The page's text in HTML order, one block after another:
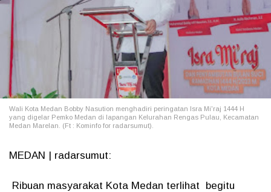
Wali Kota Medan Bobby Nasution menghadiri peringatan Isra Mi'raj 1444 H
yang digelar Pemko Medan di lapangan Kelurahan Rengas Pulau, Kecamatan
Medan Marelan. (Ft : Kominfo for radarsumut).
MEDAN | radarsumut:
Ribuan masyarakat Kota Medan terlihat begitu